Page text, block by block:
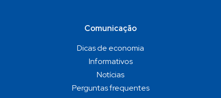
Comunicação
Dicas de economia
Informativos
Notícias
Perguntas frequentes